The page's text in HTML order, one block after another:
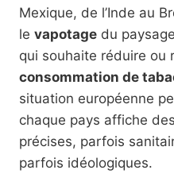
Mexique, de l’Inde au
le vapotage du
qui souhaite réduire ou
consommation de
situation européenne
chaque pays affiche
précises, parfois
parfois idéologiques.